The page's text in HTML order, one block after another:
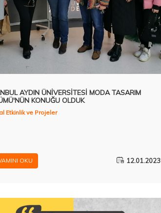
AYDIN ÜNİVERSİTESİ MODA TASARIM
KONUĞU OLDUK
Etkinlik ve Projeler
OKU 12.01.2023